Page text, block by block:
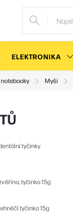
ELEKTRONIKA
notebooky Myši
tyčinky
tyčinka 15g
tyčinka 15g